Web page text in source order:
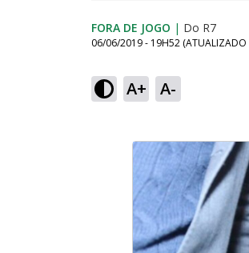
FORA DE JOGO | Do R7
06/06/2019 - 19H52 (ATUALIZADO
A+ A-